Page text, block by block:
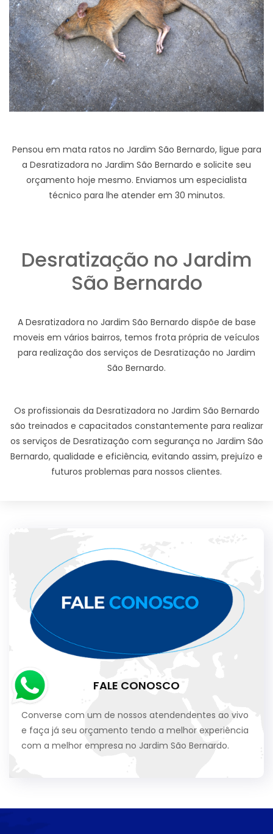
Pensou em mata ratos no Jardim São Bernardo, ligue para
a Desratizadora no Jardim São Bernardo e solicite seu
orçamento hoje mesmo. Enviamos um especialista
técnico para lhe atender em 30 minutos.
Desratização no Jardim
São Bernardo
A Desratizadora no Jardim São Bernardo dispõe de base
moveis em vários bairros, temos frota própria de veículos
para realização dos serviços de Desratização no Jardim
São Bernardo.
Os profissionais da Desratizadora no Jardim São Bernardo
são treinados e capacitados constantemente para realizar
os serviços de Desratização com segurança no Jardim São
Bernardo, qualidade e eficiência, evitando assim, prejuízo e
futuros problemas para nossos clientes.
FALE CONOSCO
Converse com um de nossos atendendentes ao vivo
e faça já seu orçamento tendo a melhor experiência
com a melhor empresa no Jardim São Bernardo.